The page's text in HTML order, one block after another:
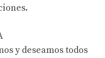
y deseamos todos